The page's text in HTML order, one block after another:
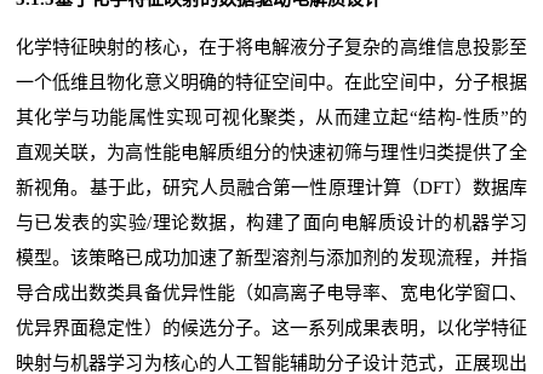
化学特征映射的核心，在于将电解液分子复杂的高维信息投影至
一个低维且物化意义明确的特征空间中。在此空间中，分子根据
其化学与功能属性实现可视化聚类，从而建立起“结构-性质”的
直观关联，为高性能电解质组分的快速初筛与理性归类提供了全
新视角。基于此，研究人员融合第一性原理计算（DFT）数据库
与已发表的实验/理论数据，构建了面向电解质设计的机器学习
模型。该策略已成功加速了新型溶剂与添加剂的发现流程，并指
导合成出数类具备优异性能（如高离子电导率、宽电化学窗口、
优异界面稳定性）的候选分子。这一系列成果表明，以化学特征
映射与机器学习为核心的人工智能辅助分子设计范式，正展现出